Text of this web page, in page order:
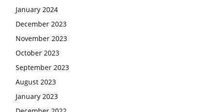
January 2024
December 2023
November 2023
October 2023
September 2023
August 2023
January 2023